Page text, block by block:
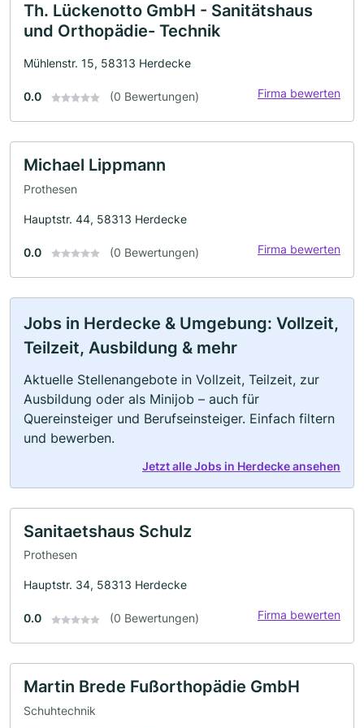
Th. Lückenotto GmbH - Sanitätshaus
und Orthopädie- Technik
Mühlenstr. 15, 58313 Herdecke
0.0 (0 Bewertungen) Firma bewerten
Michael Lippmann
Prothesen
Hauptstr. 44, 58313 Herdecke
0.0 (0 Bewertungen) Firma bewerten
Jobs in Herdecke & Umgebung: Vollzeit,
Teilzeit, Ausbildung & mehr
Aktuelle Stellenangebote in Vollzeit, Teilzeit, zur
Ausbildung oder als Minijob – auch für
Quereinsteiger und Berufseinsteiger. Einfach filtern
und bewerben.
Jetzt alle Jobs in Herdecke ansehen
Sanitaetshaus Schulz
Prothesen
Hauptstr. 34, 58313 Herdecke
0.0 (0 Bewertungen) Firma bewerten
Martin Brede Fußorthopädie GmbH
Schuhtechnik